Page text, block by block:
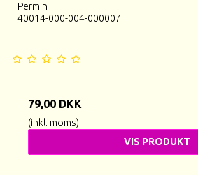
Permin
40014-000-004-000007
79,00 DKK
(inkl. moms)
VIS PRODUKT